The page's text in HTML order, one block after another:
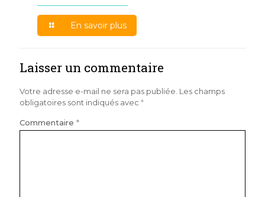
En savoir plus
Laisser un commentaire
Votre adresse e-mail ne sera pas publiée. Les champs
obligatoires sont indiqués avec *
Commentaire *